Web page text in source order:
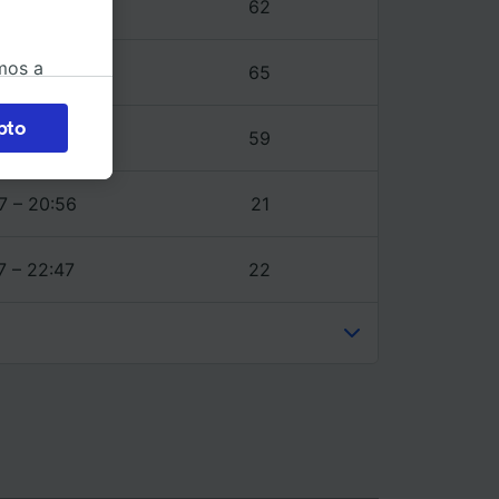
62
– 23:17 65
– 22:47 59
– 20:56 21
– 22:47 22
a
la